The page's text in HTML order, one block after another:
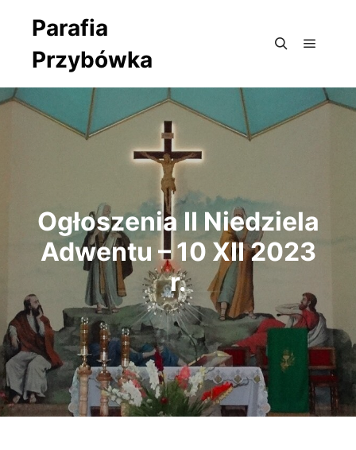
Parafia
Przybówka
Ogłoszenia II Niedziela
Adwentu – 10 XII 2023
r.